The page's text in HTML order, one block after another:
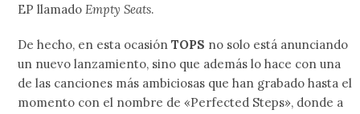
EP llamado Empty Seats.
De hecho, en esta ocasiónTOPS no solo está anunciando
un nuevo lanzamiento, sino que además lo hace con una
de las canciones más ambiciosas que han grabado hasta el
momento con el nombre de «Perfected Steps», donde a